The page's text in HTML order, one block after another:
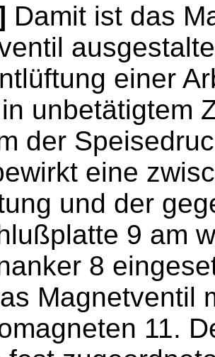
Damit ist das
einer
unbetätigtem
der
eine
und der
9 am
8
Magnetventil
11.